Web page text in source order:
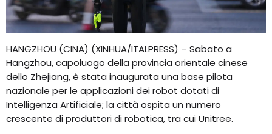
HANGZHOU (CINA) (XINHUA/ITALPRESS) – Sabato a
Hangzhou, capoluogo della provincia orientale cinese
dello Zhejiang, è stata inaugurata una base pilota
nazionale per le applicazioni dei robot dotati di
Intelligenza Artificiale; la città ospita un numero
crescente di produttori di robotica, tra cui Unitree.